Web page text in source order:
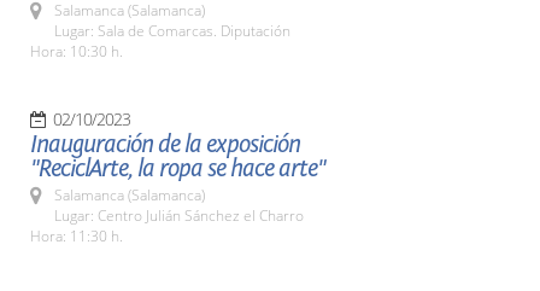
Salamanca (Salamanca)
Lugar: Sala de Comarcas. Diputación
Hora: 10:30 h.
02/10/2023
Inauguración de la exposición
"ReciclArte, la ropa se hace arte"
Salamanca (Salamanca)
Lugar: Centro Julián Sánchez el Charro
Hora: 11:30 h.